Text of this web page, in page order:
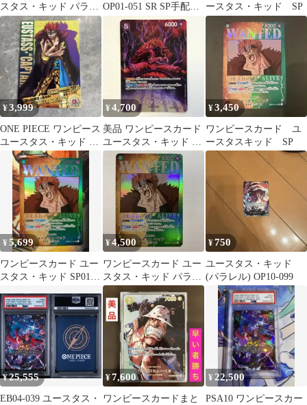
スタス・キッド パラレ
ル 手配書 SP
OP01-051 SR SP手配書
パラレル
ースタス・キッド SP
¥3,999
ONE PIECE ワンピース
ユースタス・キッド カ
ード
¥4,700
美品 ワンピースカード
ユースタス・キッド SP
OP05-074 SR
¥3,450
ワンピースカード ユ
ースタスキッド SP
¥5,699
ワンピースカード ユー
スタス・キッド SP01
OK
¥4,500
ワンピースカード ユー
スタス・キッド パラレ
ル 手配書 SP
¥750
ユースタス・キッド
(パラレル) OP10-099
¥25,555
EB04-039 ユースタス・
¥7,600
ワンピースカードまと
¥ 22,500
PSA10 ワンピースカー